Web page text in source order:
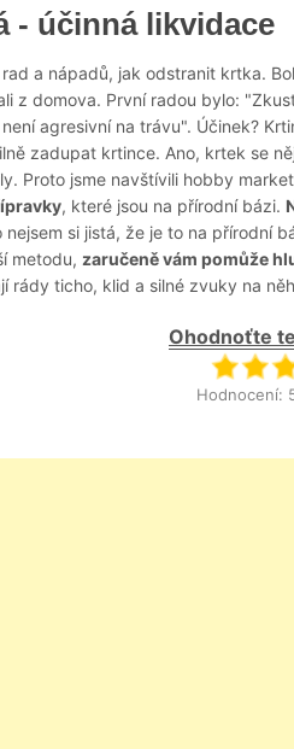
- účinná likvidace
a nápadů, jak odstranit krtka.
z domova. První radou bylo:
agresivní na trávu". Účinek?
zadupat krtince. Ano, krtek se
Proto jsme navštívili hobby
, které jsou na přírodní bázi.
nejsem si jistá, že je to na přírodní
metodu, zaručeně vám pomůže
rády ticho, klid a silné zvuky na
Ohodnoťte
Hodnocení: